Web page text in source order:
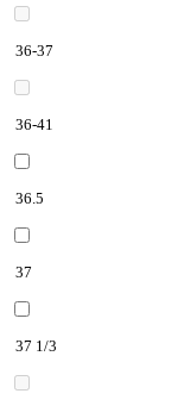
36-37
36-41
36.5
37
37 1/3